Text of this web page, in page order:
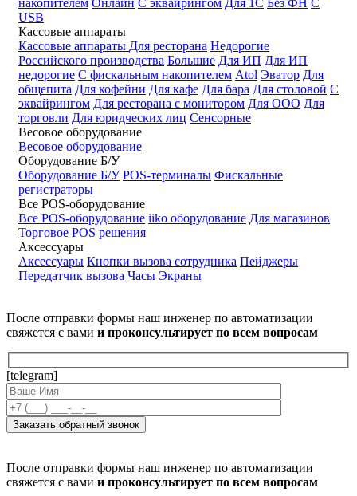
накопителем Онлайн С эквайрингом Для 1С Без ФН С
USB
Кассовые аппараты
Кассовые аппараты Для ресторана Недорогие
Российского производства Большие Для ИП Для ИП
недорогие С фискальным накопителем Atol Эватор Для
общепита Для кофейни Для кафе Для бара Для столовой С
эквайрингом Для ресторана с монитором Для ООО Для
торговли Для юридческих лиц Сенсорные
Весовое оборудование
Весовое оборудование
Оборудование Б/У
Оборудование Б/У POS-терминалы Фискальные
регистраторы
Все POS-оборудование
Все POS-оборудование iiko оборудование Для магазинов
Торговое POS решения
Аксессуары
Аксессуары Кнопки вызова сотрудника Пейджеры
Передатчик вызова Часы Экраны
После отправки формы наш инженер по автоматизации
свяжется с вами и проконсультирует по всем вопросам
[telegram]
После отправки формы наш инженер по автоматизации
свяжется с вами и проконсультирует по всем вопросам